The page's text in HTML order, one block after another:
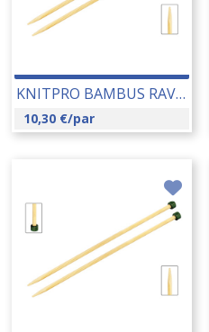
KNITPRO BAMBUS RAVNE IGLE 8.00 MM (22364) 14189
10,30 €/par